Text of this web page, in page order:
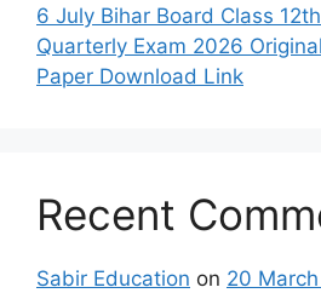
6 July Bihar Board Class
Quarterly Exam 2026
Paper Download Link
Recent
Sabir Education on 20